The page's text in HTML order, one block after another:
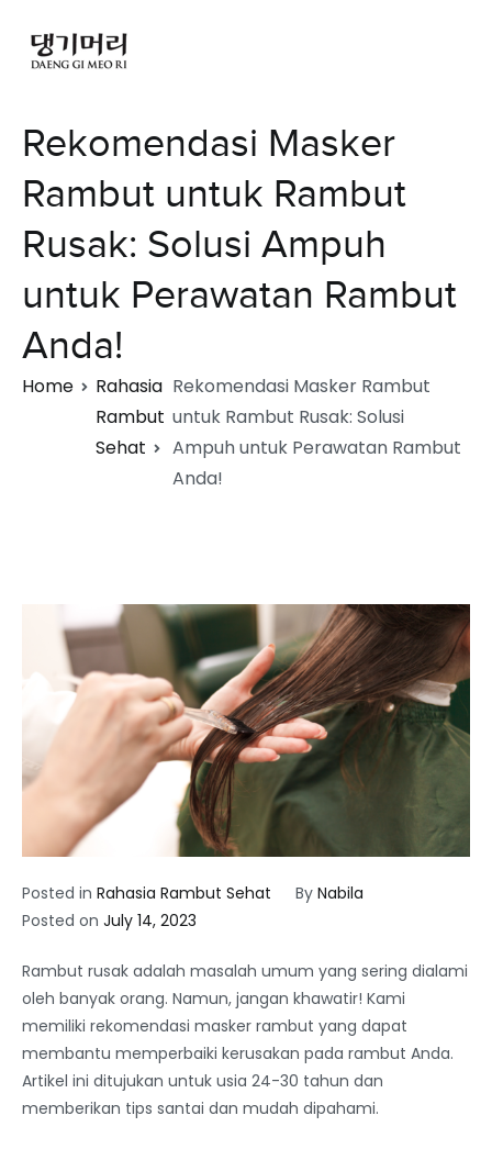
Rekomendasi Masker
Rambut untuk Rambut
Rusak: Solusi Ampuh
untuk Perawatan Rambut
Anda!
Home
Rahasia
Rambut
Sehat
Rekomendasi Masker Rambut
untuk Rambut Rusak: Solusi
Ampuh untuk Perawatan Rambut
Anda!
Posted in Rahasia Rambut Sehat By Nabila
Posted on July 14, 2023
Rambut rusak adalah masalah umum yang sering dialami
oleh banyak orang. Namun, jangan khawatir! Kami
memiliki rekomendasi masker rambut yang dapat
membantu memperbaiki kerusakan pada rambut Anda.
Artikel ini ditujukan untuk usia 24-30 tahun dan
memberikan tips santai dan mudah dipahami.